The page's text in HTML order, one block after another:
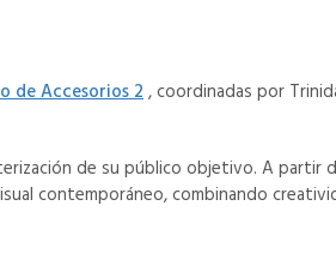
de Accesorios 2, coordinadas por
de su público objetivo. A partir
contemporáneo, combinando